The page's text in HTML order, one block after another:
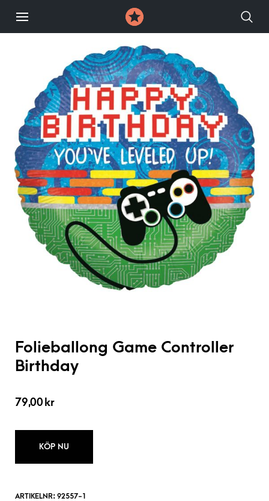
Folieballong Game Controller
Birthday
79,00 kr
KÖP NU
ARTIKELNR: 92557-1